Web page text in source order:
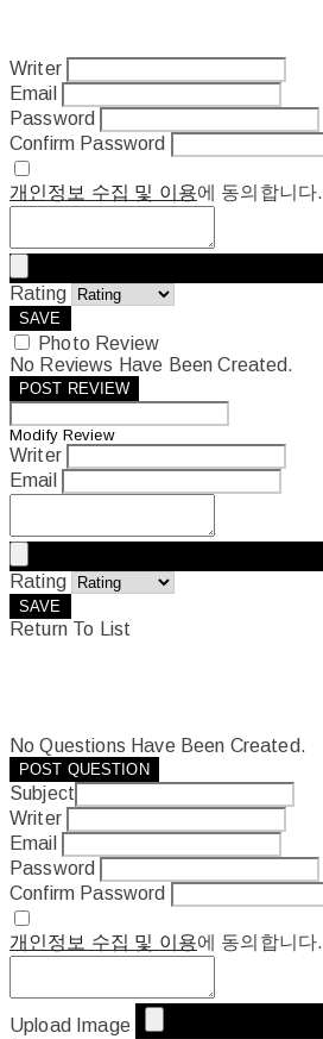
Writer
Email
Password
Confirm Password
개인정보 수집 및 이용에 동의합니다.
Rating
SAVE
Photo Review
No Reviews Have Been Created.
POST REVIEW
Modify Review
Writer
Email
Rating
SAVE
Return To List
No Questions Have Been Created.
POST QUESTION
Subject
Writer
Email
Password
Confirm Password
개인정보 수집 및 이용에 동의합니다.
Upload Image